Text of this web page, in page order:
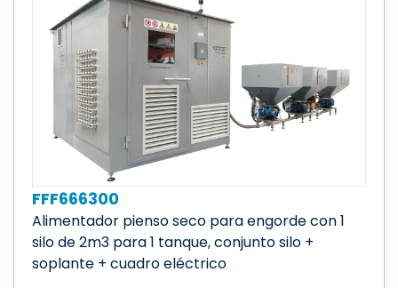
FFF666300
Alimentador pienso seco para engorde con 1
silo de 2m3 para 1 tanque, conjunto silo +
soplante + cuadro eléctrico